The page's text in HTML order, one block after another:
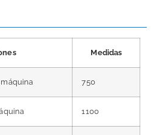
Medidas
750
1100